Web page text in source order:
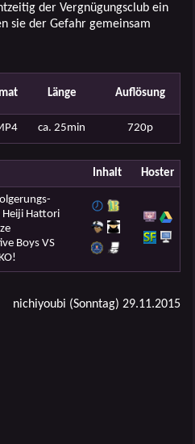
der Vergnügungsclub ein
sie der Gefahr gemeinsam
Länge Auflösung
ca. 25min 720p
Inhalt Hoster
Heiji Hattori
Boys VS
nichiyoubi (Sonntag) 29.11.2015